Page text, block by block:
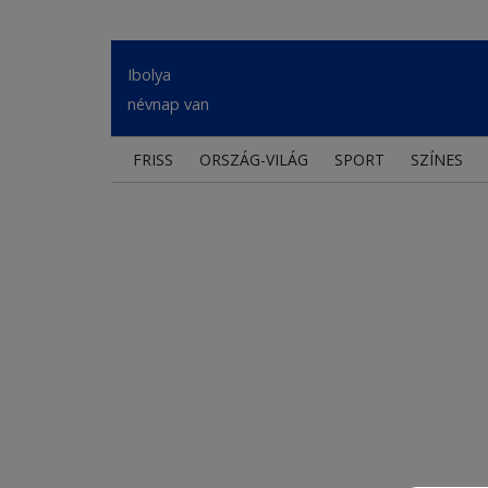
Ibolya
névnap van
FRISS ORSZÁG-VILÁG SPORT SZÍNES